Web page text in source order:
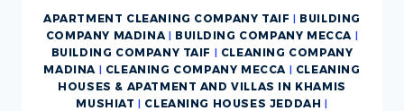
APARTMENT CLEANING COMPANY TAIF | BUILDING
COMPANY MADINA | BUILDING COMPANY MECCA |
BUILDING COMPANY TAIF | CLEANING COMPANY
MADINA | CLEANING COMPANY MECCA | CLEANING
HOUSES & APATMENT AND VILLAS IN KHAMIS
MUSHIAT | CLEANING HOUSES JEDDAH |